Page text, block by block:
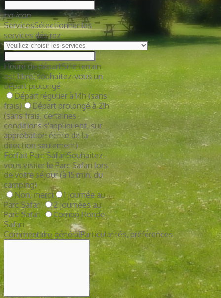
no-icon
ServicesSélectionner les
services désirez
Heure de départSi le terrain
est libre, souhaitez-vous un
départ prolongé
Départ régulier à 14h (sans
frais)
Départ prolongé à 21h
(sans frais, certaines
conditions s'appliquent, sur
approbation écrite de la
direction seulement)
Forfait Parc SafariSouhaitez-
vous visiter le Parc Safari lors
de votre séjour (à 15 min. du
camping)
Non, merci
1 journée au
Parc Safari
2 journées au
Parc Safari
Combo Ronde-
Safari
Commentaire généralParticularités, préférences